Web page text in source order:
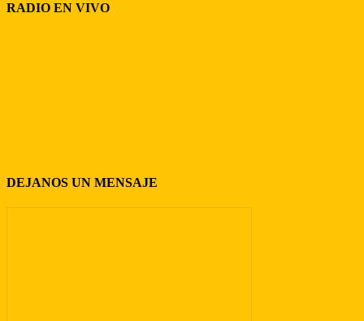
RADIO EN VIVO
DEJANOS UN MENSAJE